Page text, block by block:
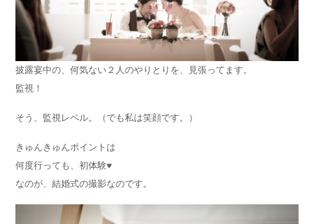
披露宴中の、何気ない２人のやりとりを、見張ってます。
監視！
そう、監視レベル。（でも私は笑顔です。）
きゅんきゅんポイントは
何度行っても、初体験♥
なのが、結婚式の撮影なのです。